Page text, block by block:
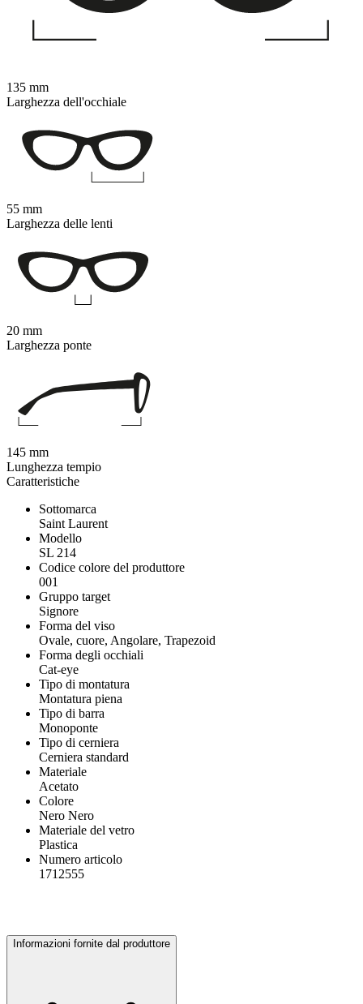
Caratteristiche
Sottomarca
Saint Laurent
Modello
SL 214
Codice colore del produttore
001
Gruppo target
Signore
Forma del viso
Ovale, cuore, Angolare, Trapezoid
Forma degli occhiali
Cat-eye
Tipo di montatura
Montatura piena
Tipo di barra
Monoponte
Tipo di cerniera
Cerniera standard
Materiale
Acetato
Colore
Nero Nero
Materiale del vetro
Plastica
Numero articolo
1712555
Informazioni fornite dal produttore
135 mm
Larghezza dell'occhiale
55 mm
Larghezza delle lenti
20 mm
Larghezza ponte
145 mm
Lunghezza tempio